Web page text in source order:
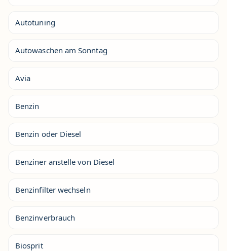
Autotuning
Autowaschen am Sonntag
Avia
Benzin
Benzin oder Diesel
Benziner anstelle von Diesel
Benzinfilter wechseln
Benzinverbrauch
Biosprit